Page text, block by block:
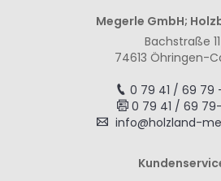
Megerle GmbH;
Bachstraße 11
74613 Öhringen-
0 79 41 / 69 79
0 79 41 / 69
info@holzland-